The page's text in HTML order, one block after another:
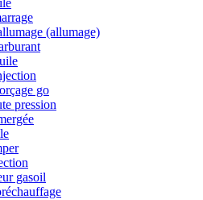
(allumage)
go
pression
gasoil